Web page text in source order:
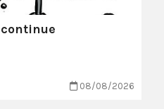
08/08/2026